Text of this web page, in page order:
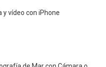
vídeo con iPhone